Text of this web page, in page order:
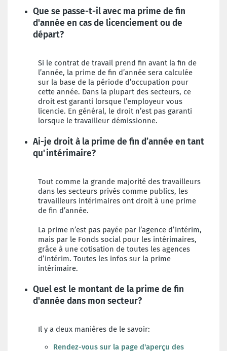
Que se passe-t-il avec ma prime de fin
d'année en cas de licenciement ou de
départ?
Si le contrat de travail prend fin avant la fin de
l’année, la prime de fin d’année sera calculée
sur la base de la période d’occupation pour
cette année. Dans la plupart des secteurs, ce
droit est garanti lorsque l’employeur vous
licencie. En général, le droit n’est pas garanti
lorsque le travailleur démissionne.
Ai-je droit à la prime de fin d’année en tant
qu'intérimaire?
Tout comme la grande majorité des travailleurs
dans les secteurs privés comme publics, les
travailleurs intérimaires ont droit à une prime
de fin d’année.
La prime n’est pas payée par l’agence d’intérim,
mais par le Fonds social pour les intérimaires,
grâce à une cotisation de toutes les agences
d’intérim. Toutes les infos sur la prime
intérimaire.
Quel est le montant de la prime de fin
d'année dans mon secteur?
Il y a deux manières de le savoir:
Rendez-vous sur la page d'aperçu des